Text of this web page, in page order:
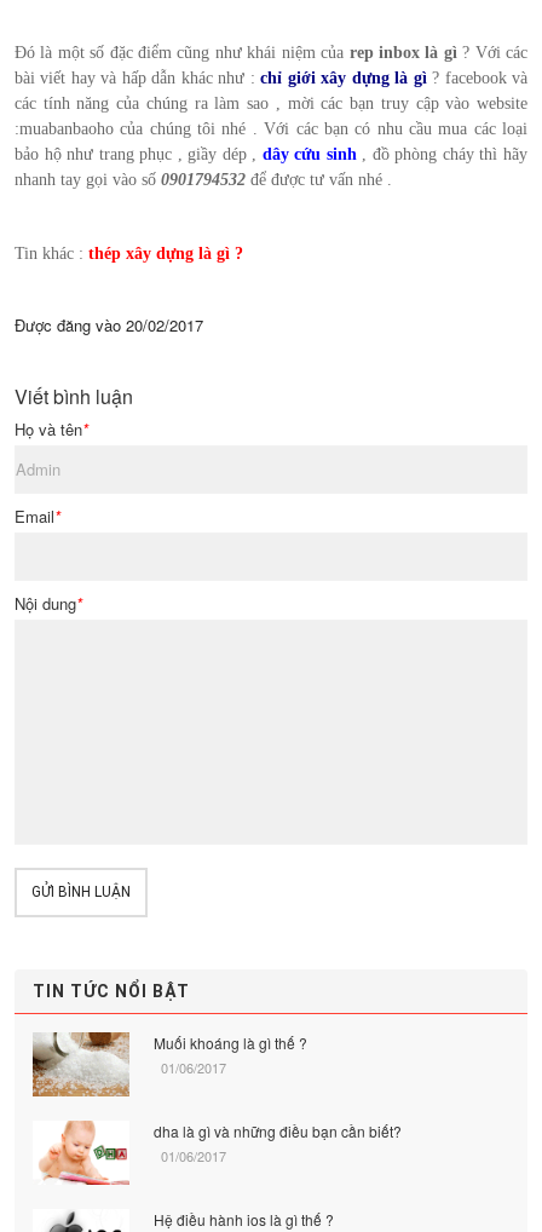
Đó là một số đặc điểm cũng như khái niệm của rep inbox là gì ? Với các
bài viết hay và hấp dẫn khác như : chỉ giới xây dựng là gì ? facebook và
các tính năng của chúng ra làm sao , mời các bạn truy cập vào website
:muabanbaoho của chúng tôi nhé . Với các bạn có nhu cầu mua các loại
bảo hộ như trang phục , giầy dép , dây cứu sinh , đồ phòng cháy thì hãy
nhanh tay gọi vào số 0901794532 để được tư vấn nhé .
Tin khác : thép xây dựng là gì ?
Được đăng vào 20/02/2017
Viết bình luận
Họ và tên*
Email*
Nội dung*
GỬI BÌNH LUẬN
TIN TỨC NỔI BẬT
Muối khoáng là gì thế ?
01/06/2017
dha là gì và những điều bạn cần biết?
01/06/2017
Hệ điều hành ios là gì thế ?